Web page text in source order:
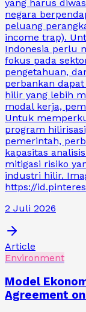
yang harus
negara
peluang
income trap).
Indonesia perlu
fokus pada
pengetahuan,
perbankan
hilir yang lebih
modal kerja,
Untuk
program
pemerintah,
kapasitas
mitigasi risiko
industri hilir.
https://
2 Juli 2026
Article
Environment
Model
Agreement